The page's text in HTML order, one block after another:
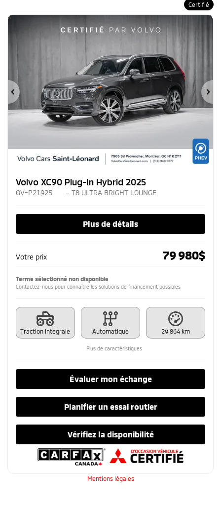
Certifié
Précédent
Volvo XC90 Plug-In Hybrid 2025
OV-P21925 – T8 ULTRA BRIGHT LOUNGE
Plus de détails
Votre prix 79 980$
Terme sélectionné non disponible
Contactez-nous pour connaître les solutions de financement possibles
Traction intégrale Automatique 29 864 km
Plus de caractéristiques
Évaluer mon échange
Planifier un essai routier
Vérifiez la disponibilité
Mentions légales